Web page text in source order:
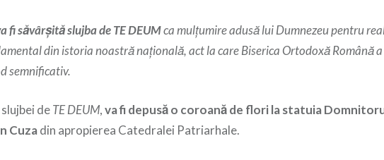
fi săvârşită slujba de TE DEUMca mulţumire adusă lui Dumnezeu pentru
din istoria noastră naţională, act la care Biserica Ortodoxă Română a
semnificativ.
deTE DEUM,va fi depusă o coroană de flori la statuia
Cuzadin apropierea Catedralei Patriarhale.